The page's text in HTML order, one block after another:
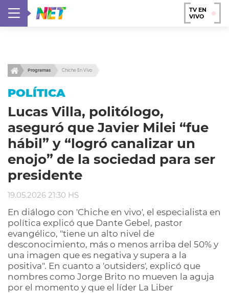
TV EN
VIVO
Programas Chiche En Vivo
POLÍTICA
Lucas Villa, politólogo,
aseguró que Javier Milei “fue
hábil” y “logró canalizar un
enojo” de la sociedad para ser
presidente
19.05.2026 21:30 HS
En diálogo con 'Chiche en vivo', el especialista en
política explicó que Dante Gebel, pastor
evangélico, "tiene un alto nivel de
desconocimiento, más o menos arriba del 50% y
una imagen que es negativa y supera a la
positiva". En cuanto a 'outsiders', explicó que
nombres como Jorge Brito no mueven la aguja
por el momento y que el líder La Liber